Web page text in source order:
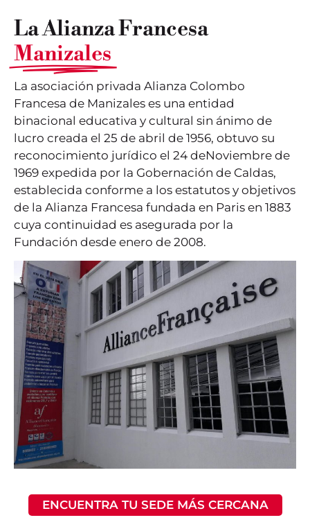
La Alianza Francesa
Manizales
La asociación privada Alianza Colombo
Francesa de Manizales es una entidad
binacional educativa y cultural sin ánimo de
lucro creada el 25 de abril de 1956, obtuvo su
reconocimiento jurídico el 24 deNoviembre de
1969 expedida por la Gobernación de Caldas,
establecida conforme a los estatutos y objetivos
de la Alianza Francesa fundada en Paris en 1883
cuya continuidad es asegurada por la
Fundación desde enero de 2008.
ENCUENTRA TU SEDE MÁS CERCANA